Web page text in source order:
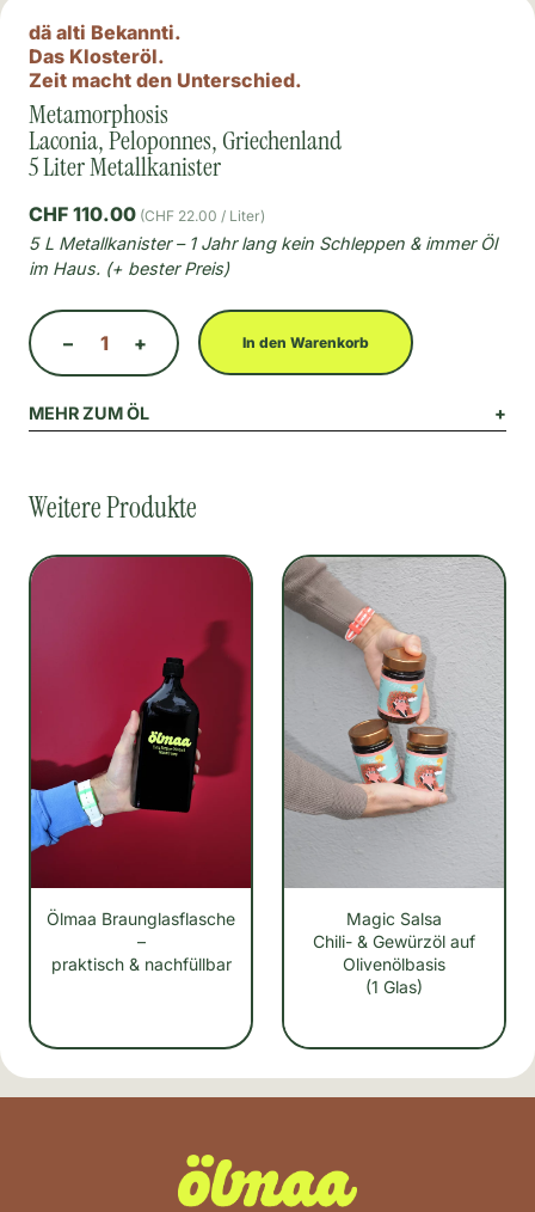
dä alti Bekannti.
Das Klosteröl.
Zeit macht den Unterschied.
Metamorphosis
Laconia, Peloponnes, Griechenland
5 Liter Metallkanister
CHF 110.00 (CHF 22.00 / Liter)
5 L Metallkanister – 1 Jahr lang kein Schleppen & immer Öl
im Haus. (+ bester Preis)
– 1 + In den Warenkorb
MEHR ZUM ÖL +
Weitere Produkte
Ölmaa Braunglasflasche
–
praktisch & nachfüllbar
Magic Salsa
Chili- & Gewürzöl auf
Olivenölbasis
(1 Glas)